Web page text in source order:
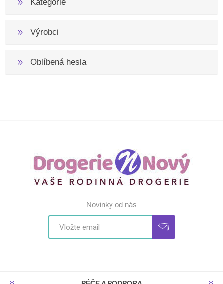
Kategorie
Výrobci
Oblíbená hesla
Novinky od nás